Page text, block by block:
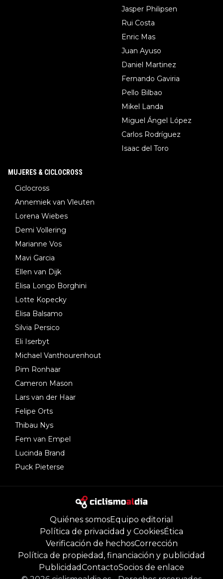
Jasper Philipsen
Rui Costa
Enric Mas
Juan Ayuso
Daniel Martinez
Fernando Gaviria
Pello Bilbao
Mikel Landa
Miguel Ángel López
Carlos Rodríguez
Isaac del Toro
MUJERES & CICLOCROSS
Ciclocross
Annemiek van Vleuten
Lorena Wiebes
Demi Vollering
Marianne Vos
Mavi Garcia
Ellen van Dijk
Elisa Longo Borghini
Lotte Kopecky
Elisa Balsamo
Silvia Persico
Eli Iserbyt
Michael Vanthourenhout
Pim Ronhaar
Cameron Mason
Lars van der Haar
Felipe Orts
Thibau Nys
Fem van Empel
Lucinda Brand
Puck Pieterse
Quiénes somosEquipo editorial
Política de privacidad y CookiesÉtica
Verificación de hechosCorrección
Política de propiedad, financiación y publicidad
PublicidadContactoSocios de enlace